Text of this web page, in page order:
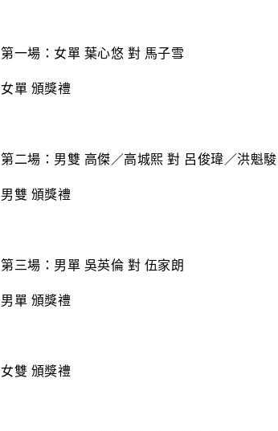
第一場：女單 葉心悠 對 馬子雪
女單 頒獎禮
第二場：男雙 高傑／高城熙 對 呂俊瑋／洪魁駿
男雙 頒獎禮
第三場：男單 吳英倫 對 伍家朗
男單 頒獎禮
女雙 頒獎禮